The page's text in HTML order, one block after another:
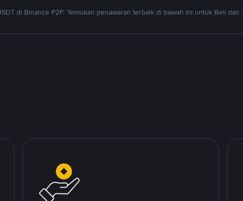
di Binance P2P. Temukan penawaran terbaik di bawah ini untuk Beli dan